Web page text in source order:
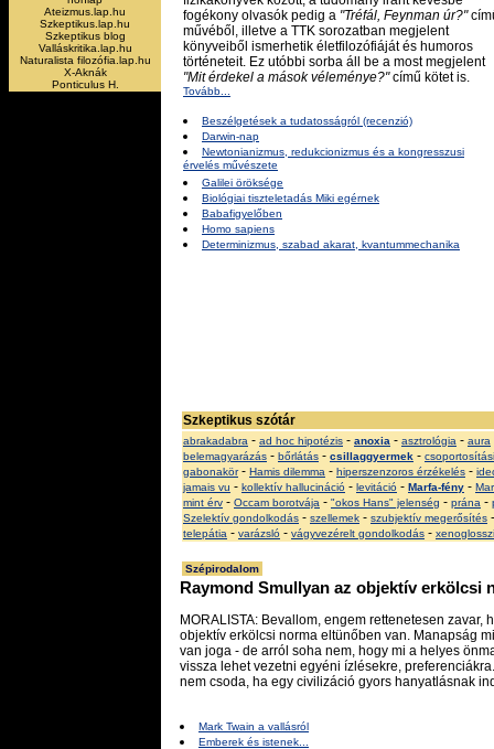
Ateizmus.lap.hu
Szkeptikus.lap.hu
Szkeptikus blog
Valláskritika.lap.hu
Naturalista filozófia.lap.hu
X-Aknák
Ponticulus H.
fogékony olvasók pedig a "Tréfál, Feynman úr?"
művéből, illetve a TTK sorozatban megjelent
könyveiből ismerhetik életfilozófiáját és humoros
történeteit. Ez utóbbi sorba áll be a most megjelent
"Mit érdekel a mások véleménye?"című kötet is.
Tovább...
Beszélgetések a tudatosságról (recenzió)
Darwin-nap
Newtonianizmus, redukcionizmus és a kongresszusi
érvelés művészete
Galilei öröksége
Biológiai tiszteletadás Miki egérnek
Babafigyelőben
Homo sapiens
Determinizmus, szabad akarat, kvantummechanika
Szkeptikus szótár
abrakadabra - ad hoc hipotézis - anoxia - asztrológia - aura
belemagyarázás - bőrlátás - csillaggyermek -
gabonakör- Hamis dilemma - hiperszenzoros érzékelés -
jamais vu - kollektív hallucináció - levitáció - Marfa-fény -
mint érv - Occam borotvája - "okos Hans" jelenség - prána -
Szelektív gondolkodás - szellemek - szubjektív megerősítés
telepátia - varázsló - vágyvezérelt gondolkodás -
Szépirodalom
Raymond Smullyan az objektív erkölcsi
MORALISTA: Bevallom, engem rettenetesen
objektív erkölcsi norma eltünőben van. Manapság
van joga - de arról soha nem, hogy mi a helyes
vissza lehet vezetni egyéni ízlésekre,
nem csoda, ha egy civilizáció gyors hanyatlásnak
Mark Twain a vallásról
Emberek és istenek...